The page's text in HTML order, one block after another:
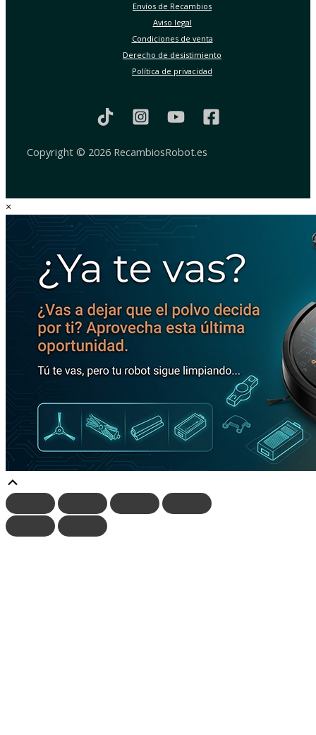
Envíos de Recambios
Aviso legal
Condiciones de venta
Derecho de desistimiento
Política de privacidad
Copyright © 2026 RecambiosRobot.es
×